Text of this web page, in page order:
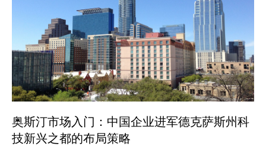
奥斯汀市场入门：中国企业进军德克萨斯州科
技新兴之都的布局策略